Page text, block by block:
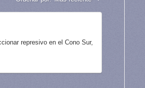
represivo en el Cono Sur,